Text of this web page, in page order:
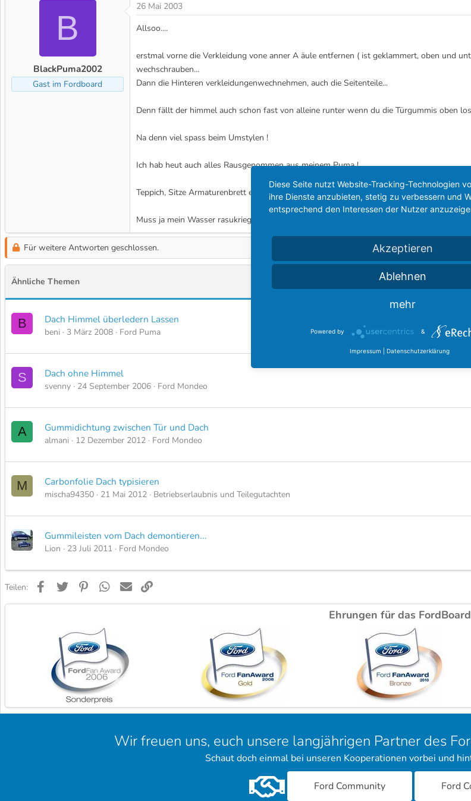
B
BlackPuma2002
Gast im Fordboard
26 Mai 2003
Allsoo....
erstmal vorne die Verkleidung vone anner A äule entfernen ( ist geklammert, oben und
wechschrauben...
Dann die Hinteren verkleidungenwechnehmen, auch die Seitenteile...
Denn fällt der himmel auch schon fast von alleine runter wenn du die Türgummis oben
Na denn viel spass beim Umstylen !
Ich hab heut auch alles Rausgenommen aus meinem Puma !
Teppich, Sitze Armaturenbrett etc, allet Blanko !
Muss ja mein Wasser rasukriegen..
Für weitere Antworten geschlossen.
Ähnliche Themen
B Dach Himmel überledern Lassen
beni 3 März 2008 Ford Puma
S Dach ohne Himmel
svenny 24 September 2006 Ford Mondeo
A Gummidichtung zwischen Tür und Dach
almani 12 Dezember 2012 Ford Mondeo
M Carbonfolie Dach typisieren
mischa94350 21 Mai 2012 Betriebserlaubnis und Teilegutachten
Gummileisten vom Dach demontieren...
Lion 23 Juli 2011 Ford Mondeo
Teilen: FacebookTwitter PinterestWhatsApp
E-Mail
Ehrungen für das FordBoard
Wir freuen uns, euch unsere langjährigen Partner des
Schaut doch einmal bei unseren Kooperationen vorbei und
Ford Community Ford
Diese Seite nutzt Website-Tracking-Technologien
ihre Dienste anzubieten, stetig zu verbessern und
entsprechend den Interessen der Nutzer
Akzeptieren
Ablehnen
mehr
Powered by &
Impressum Datenschutzerklärung